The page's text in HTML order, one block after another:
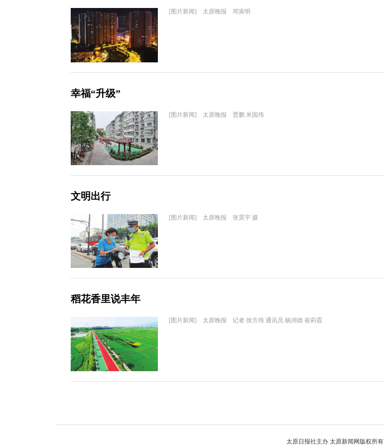
[图片新闻] 太原晚报 邓寅明
幸福“升级”
[图片新闻] 太原晚报 贾鹏 米国伟
文明出行
[图片新闻] 太原晚报 张昊宇 摄
稻花香里说丰年
[图片新闻] 太原晚报 记者 徐方伟 通讯员 杨润德 崔莉霞
太原日报社主办 太原新闻网版权所有